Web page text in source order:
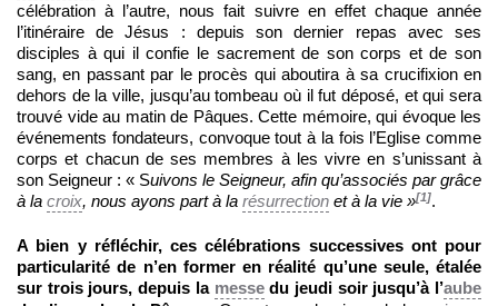
célébration à l’autre, nous fait suivre en effet chaque année
l’itinéraire de Jésus : depuis son dernier repas avec ses
disciples à qui il confie le sacrement de son corps et de son
sang, en passant par le procès qui aboutira à sa crucifixion en
dehors de la ville, jusqu’au tombeau où il fut déposé, et qui sera
trouvé vide au matin de Pâques. Cette mémoire, qui évoque les
événements fondateurs, convoque tout à la fois l’Eglise comme
corps et chacun de ses membres à les vivre en s’unissant à
son Seigneur : « Suivons le Seigneur, afin qu’associés par grâce
à la croix, nous ayons part à la résurrection et à la vie »[1].
A bien y réfléchir, ces célébrations successives ont pour
particularité de n’en former en réalité qu’une seule, étalée
sur trois jours, depuis la messedu jeudi soir jusqu’à l’aube